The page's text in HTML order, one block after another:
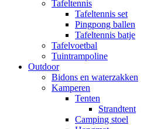
Tafeltennis
Tafeltennis set
Pingpong ballen
Tafeltennis batje
Tafelvoetbal
Tuintrampoline
Outdoor
Bidons en waterzakken
Kamperen
Tenten
Strandtent
Camping stoel